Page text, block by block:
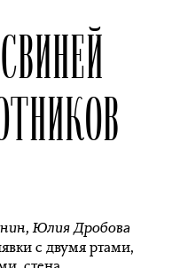
,Юлия Дробова
с двумя ртами,